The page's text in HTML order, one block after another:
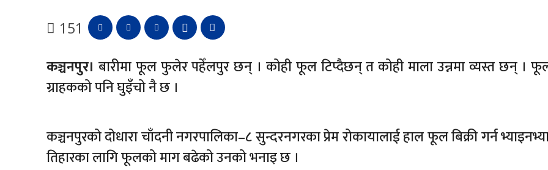
151
कञ्चनपुर। बारीमा फूल फुलेर पहेँलपुर छन् । कोही फूल टिप्दैछन् त कोही माला उन्नमा व्यस्त छन् ।
ग्राहकको पनि घुइँचो नै छ ।
कञ्चनपुरको दोधारा चाँदनी नगरपालिका–८ सुन्दरनगरका प्रेम रोकायालाई हाल फूल बिक्री गर्न
तिहारका लागि फूलको माग बढेको उनको भनाइ छ ।